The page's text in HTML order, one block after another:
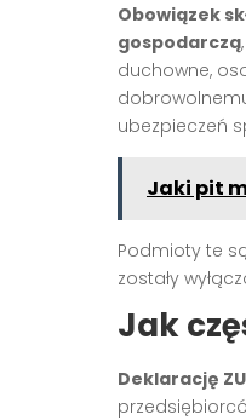
Obowiązek
gospodarczą
duchowne,
ubezpieczeń
Jaki pit
Podmioty te
zostały
Jak
Deklarację